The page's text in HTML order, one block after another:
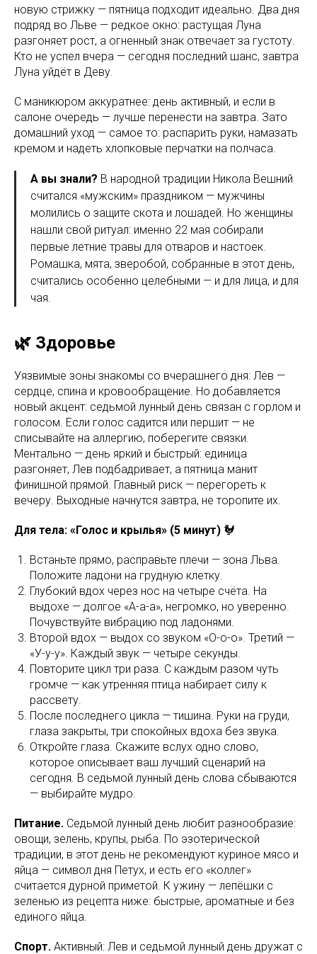
новую стрижку — пятница подходит идеально. Два дня
подряд во Льве — редкое окно: растущая Луна
разгоняет рост, а огненный знак отвечает за густоту.
Кто не успел вчера — сегодня последний шанс, завтра
Луна уйдёт в Деву.
С маникюром аккуратнее: день активный, и если в
салоне очередь — лучше перенести на завтра. Зато
домашний уход — самое то: распарить руки, намазать
кремом и надеть хлопковые перчатки на полчаса.
А вы знали? В народной традиции Никола Вешний
считался «мужским» праздником — мужчины
молились о защите скота и лошадей. Но женщины
нашли свой ритуал: именно 22 мая собирали
первые летние травы для отваров и настоек.
Ромашка, мята, зверобой, собранные в этот день,
считались особенно целебными — и для лица, и для
чая.
🌿 Здоровье
Уязвимые зоны знакомы со вчерашнего дня: Лев —
сердце, спина и кровообращение. Но добавляется
новый акцент: седьмой лунный день связан с горлом и
голосом. Если голос садится или першит — не
списывайте на аллергию, поберегите связки.
Ментально — день яркий и быстрый: единица
разгоняет, Лев подбадривает, а пятница манит
финишной прямой. Главный риск — перегореть к
вечеру. Выходные начнутся завтра, не торопите их.
Для тела: «Голос и крылья» (5 минут) 🐓
Встаньте прямо, расправьте плечи — зона Льва.
Положите ладони на грудную клетку.
Глубокий вдох через нос на четыре счёта. На
выдохе — долгое «А-а-а», негромко, но уверенно.
Почувствуйте вибрацию под ладонями.
Второй вдох — выдох со звуком «О-о-о». Третий —
«У-у-у». Каждый звук — четыре секунды.
Повторите цикл три раза. С каждым разом чуть
громче — как утренняя птица набирает силу к
рассвету.
После последнего цикла — тишина. Руки на груди,
глаза закрыты, три спокойных вдоха без звука.
Откройте глаза. Скажите вслух одно слово,
которое описывает ваш лучший сценарий на
сегодня. В седьмой лунный день слова сбываются
— выбирайте мудро.
Питание. Седьмой лунный день любит разнообразие:
овощи, зелень, крупы, рыба. По эзотерической
традиции, в этот день не рекомендуют куриное мясо и
яйца — символ дня Петух, и есть его «коллег»
считается дурной приметой. К ужину — лепёшки с
зеленью из рецепта ниже: быстрые, ароматные и без
единого яйца.
Спорт. Активный: Лев и седьмой лунный день дружат с